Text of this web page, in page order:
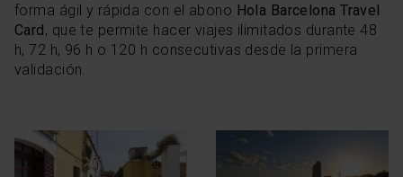
forma ágil y rápida con el abono Hola Barcelona Travel
Card, que te permite hacer viajes ilimitados durante 48
h, 72 h, 96 h o 120 h consecutivas desde la primera
validación.